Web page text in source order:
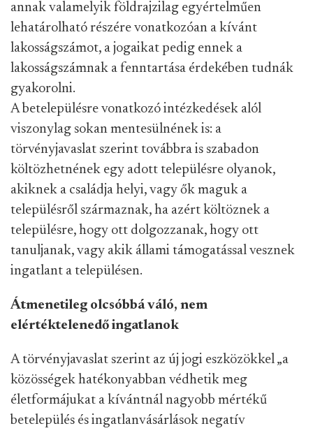
annak valamelyik földrajzilag egyértelműen
lehatárolható részére vonatkozóan a kívánt
lakosságszámot, a jogaikat pedig ennek a
lakosságszámnak a fenntartása érdekében tudnák
gyakorolni.
A betelepülésre vonatkozó intézkedések alól
viszonylag sokan mentesülnének is: a
törvényjavaslat szerint továbbra is szabadon
költözhetnének egy adott településre olyanok,
akiknek a családja helyi, vagy ők maguk a
településről származnak, ha azért költöznek a
településre, hogy ott dolgozzanak, hogy ott
tanuljanak, vagy akik állami támogatással vesznek
ingatlant a településen.
Átmenetileg olcsóbbá váló, nem
elértéktelenedő ingatlanok
A törvényjavaslat szerint az új jogi eszközökkel „a
közösségek hatékonyabban védhetik meg
életformájukat a kívántnál nagyobb mértékű
betelepülés és ingatlanvásárlások negatív